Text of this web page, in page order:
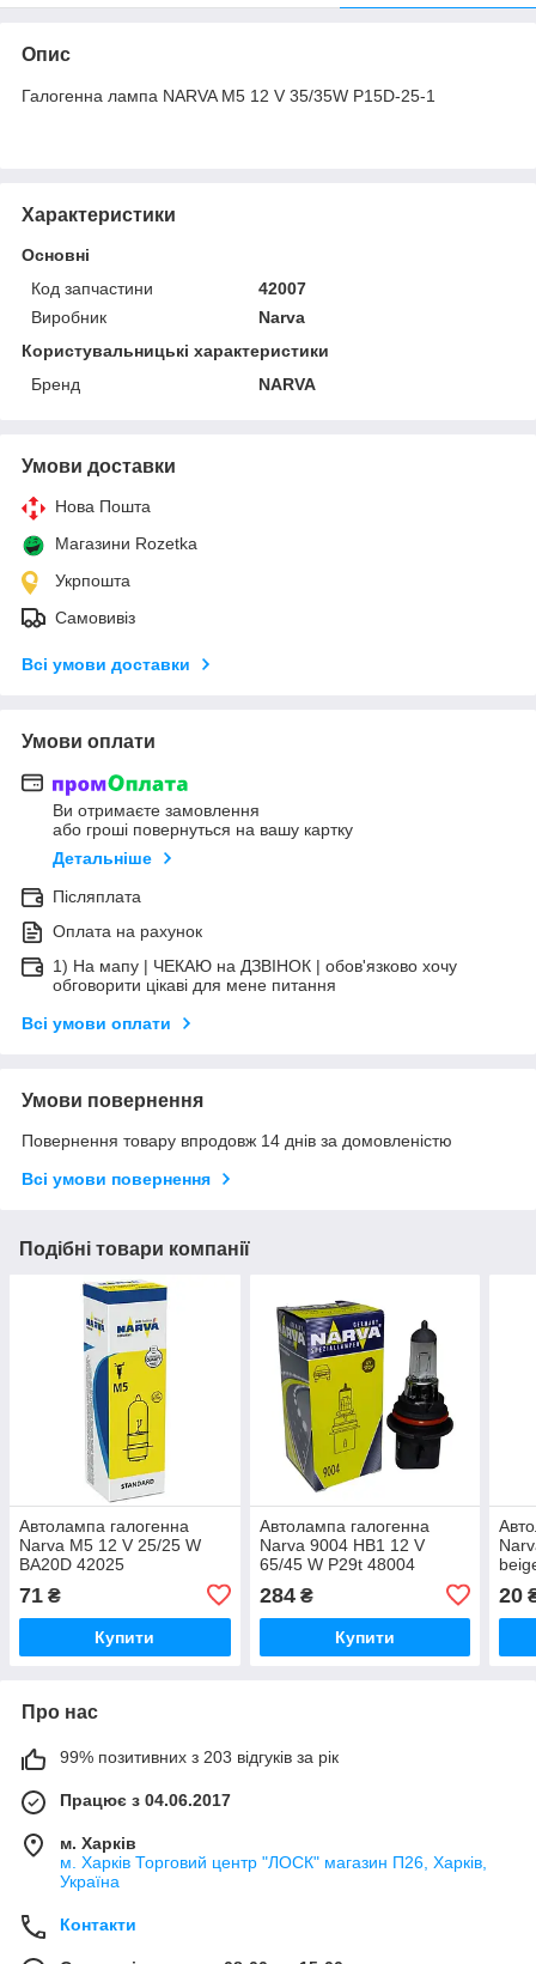
Опис
Галогенна лампа NARVA M5 12 V 35/35W P15D-25-1
Характеристики
Основні
Код запчастини
42007
Виробник
Narva
Користувальницькі характеристики
Бренд
NARVA
Умови доставки
Нова Пошта
Магазини Rozetka
Укрпошта
Самовивіз
Всі умови доставки
Умови оплати
Ви отримаєте замовлення
або гроші повернуться на вашу картку
Детальніше
Післяплата
Оплата на рахунок
1) На мапу | ЧЕКАЮ на ДЗВІНОК | обов'язково хочу
обговорити цікаві для мене питання
Всі умови оплати
Умови повернення
Повернення товару впродовж 14 днів за домовленістю
Всі умови повернення
Подібні товари компанії
Автолампа галогенна
Narva М5 12 V 25/25 W
BA20D 42025
71 ₴
Купити
Автолампа галогенна
Narva 9004 HB1 12 V
65/45 W P29t 48004
284₴
Купити
20
Про нас
99% позитивних з 203 відгуків за рік
Працює з 04.06.2017
м. Харків
м. Харків Торговий центр "ЛОСК" магазин П26, Харків,
Україна
Контакти